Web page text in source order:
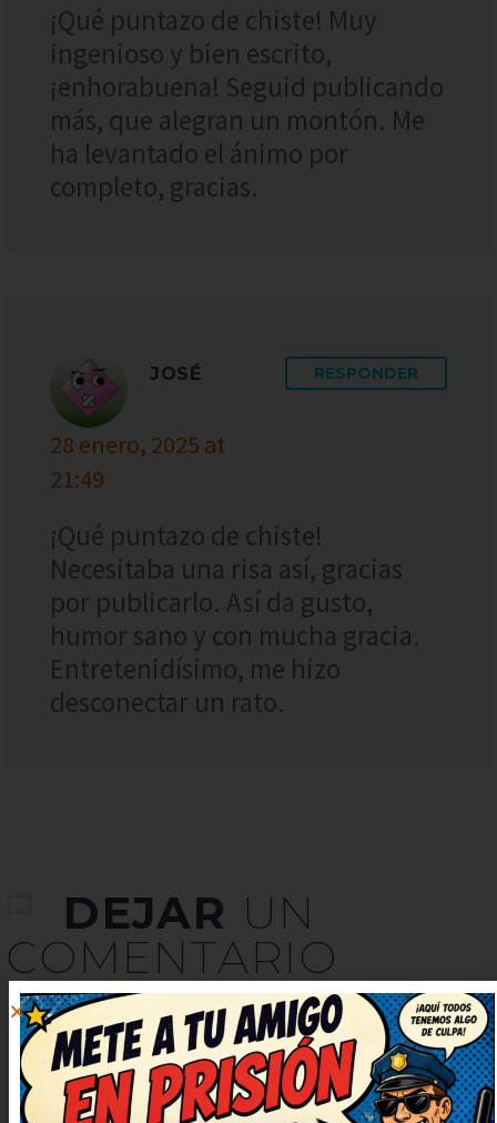
¡Qué puntazo de chiste! Muy
ingenioso y bien escrito,
¡enhorabuena! Seguid publicando
más, que alegran un montón. Me
ha levantado el ánimo por
completo, gracias.
JOSÉ
28 enero, 2025 at
21:49
RESPONDER
¡Qué puntazo de chiste!
Necesitaba una risa así, gracias
por publicarlo. Así da gusto,
humor sano y con mucha gracia.
Entretenidísimo, me hizo
desconectar un rato.
DEJAR UN
COMENTARIO